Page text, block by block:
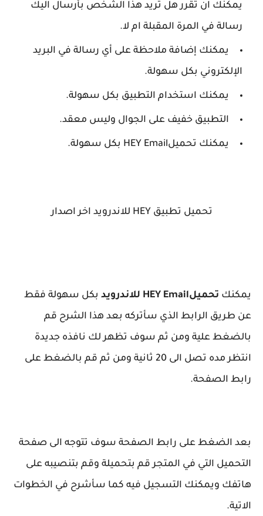
يمكنك ان تقرر هل تريد هذا الشخص بأرسال اليك
رسالة في المرة المقبلة ام لا.
يمكنك إضافة ملاحظة على أي رسالة في البريد
الإلكتروني بكل سهولة.
يمكنك استخدام التطبيق بكل سهولة.
التطبيق خفيف على الجوال وليس معقد.
يمكنك تحميلHEY Email بكل سهولة.
تحميل تطبيق HEY للاندرويد اخر اصدار
يمكنك تحميلHEY Email للاندرويد
بكل سهولة فقط
عن طريق الرابط الذي سأتركه بعد هذا الشرح قم
بالضغط علية ومن ثم سوف تظهر لك نافذه جديدة
انتظر مده تصل الى 20 ثانية ومن ثم قم بالضغط على
رابط الصفحة.
بعد الضغط على رابط الصفحة سوف تتوجه الى صفحة
التحميل التي في المتجر قم بتحميلة وقم بتنصيبه على
هاتفك ويمكنك التسجيل فيه كما سأشرح في الخطوات
الاتية.